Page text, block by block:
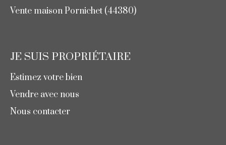
Vente maison Pornichet (44380)
JE SUIS PROPRIÉTAIRE
Estimez votre bien
Vendre avec nous
Nous contacter